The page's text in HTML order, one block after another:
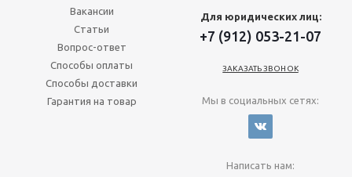
Вакансии
Статьи
Вопрос-ответ
Способы оплаты
Способы доставки
Гарантия на товар
Для юридических лиц:
+7 (912) 053-21-07
ЗАКАЗАТЬ ЗВОНОК
Мы в социальных сетях:
Написать нам: